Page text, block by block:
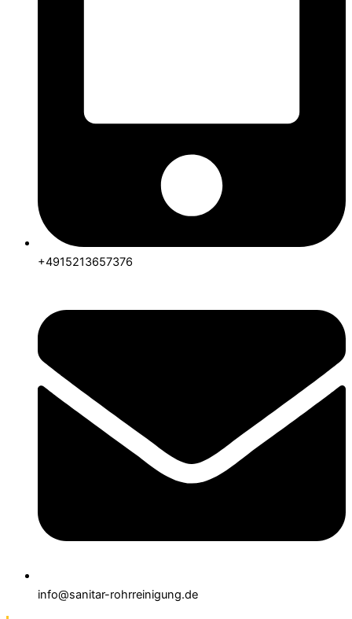
+4915213657376
info@sanitar-rohrreinigung.de